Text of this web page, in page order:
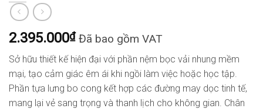
2.395.000₫ Đã bao gồm VAT
Sở hữu thiết kế hiện đại với phần nệm bọc vải nhung mềm
mại, tạo cảm giác êm ái khi ngồi làm việc hoặc học tập.
Phần tựa lưng bo cong kết hợp các đường may dọc tinh tế,
mang lại vẻ sang trọng và thanh lịch cho không gian. Chân